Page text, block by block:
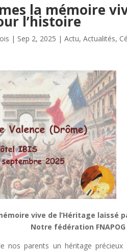
la mémoire
l’histoire
| Sep 2, 2025 |Actu,Actualités,
vive de l’Héritage laissé
FNAPOG s’y
nos parents un héritage